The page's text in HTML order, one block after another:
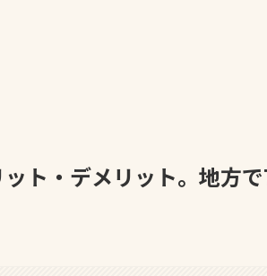
ト・デメリット。地方